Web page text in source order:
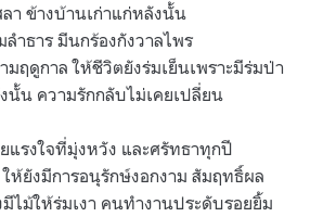
า ข้างบ้านเก่าแก่หลังนั้น
ำธาร มีนกร้องกังวาลไพร
มฤดูกาล ให้ชีวิตยังร่มเย็นเพราะมีร่มป่า
นั้น ความรักกลับไม่เคยเปลี่ยน
แรงใจที่มุ่งหวัง และศรัทธาทุกปี
ห้ยังมีการอนุรักษ์งอกงาม สัมฤทธิ์ผล
ไม้ให้ร่มเงา คนทำงานประดับรอยยิ้ม